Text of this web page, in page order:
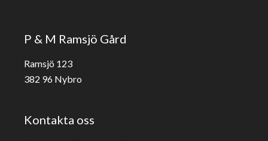
P & M Ramsjö Gård
Ramsjö 123
382 96 Nybro
Kontakta oss